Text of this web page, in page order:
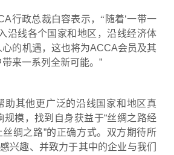
行政总裁白容表示，“随着‘一带一
沿线各个国家和地区，沿线经济体
的机遇，这也将为ACCA会员及其
来一系列全新可能。 ”
助其他更广泛的沿线国家和地区真
规模，找到自身获益于“丝绸之路经
丝绸之路”的正确方式。双方期待所
兴趣、并致力于其中的企业与我们